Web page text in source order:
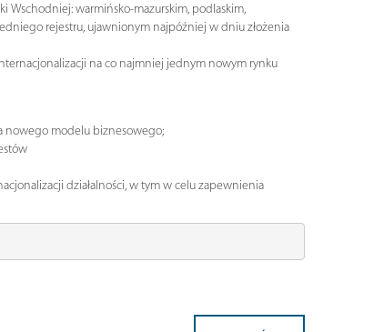
Wschodniej: warmińsko-mazurskim, podlaskim,
rejestru, ujawnionym najpóźniej w dniu złożenia
na co najmniej jednym nowym rynku
nowego modelu biznesowego;
działalności, w tym w celu zapewnienia